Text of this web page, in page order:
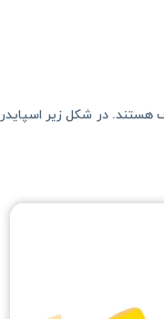
هستند. در شکل زیر اسپایدر